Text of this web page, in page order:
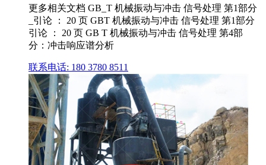
更多相关文档 GB_T 机械振动与冲击 信号处理 第1部分
_引论 ： 20 页 GBT 机械振动与冲击 信号处理 第1部分
引论 ： 20 页 GB T 机械振动与冲击 信号处理 第4部
分：冲击响应谱分析
联系电话: 180 3780 8511